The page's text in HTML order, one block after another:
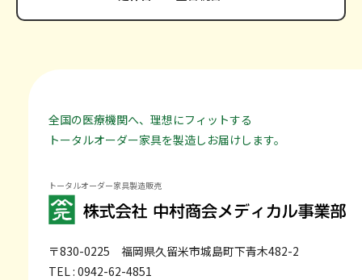
全国の医療機関へ、理想にフィットする
トータルオーダー家具を製造しお届けします。
トータルオーダー家具製造販売
〒830-0225 福岡県久留米市城島町下青木482-2
TEL : 0942-62-4851